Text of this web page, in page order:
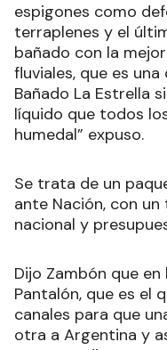
espigones como
terraplenes y el
bañado con la
fluviales, que es
Bañado La Estrella
líquido que todos
humedal” expuso.
Se trata de un
ante Nación, con
nacional y
Dijo Zambón que
Pantalón, que es el
canales para que
otra a Argentina y